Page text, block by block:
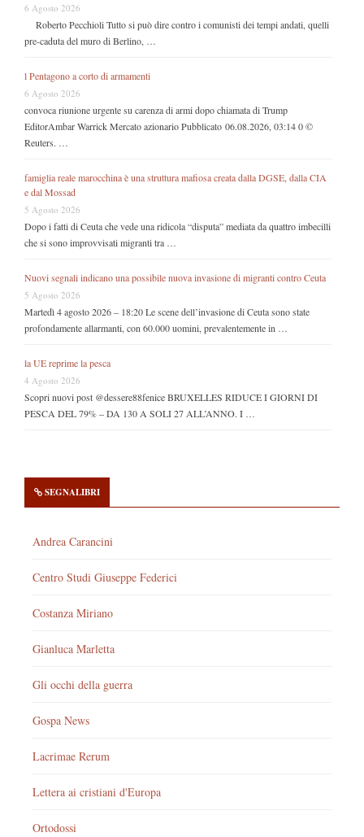
6 Agosto 2026
Roberto Pecchioli Tutto si può dire contro i comunisti dei tempi andati, quelli
pre-caduta del muro di Berlino, …
l Pentagono a corto di armamenti
6 Agosto 2026
convoca riunione urgente su carenza di armi dopo chiamata di Trump
EditorAmbar Warrick Mercato azionario Pubblicato 06.08.2026, 03:14 0 ©
Reuters. …
famiglia reale marocchina è una struttura mafiosa creata dalla DGSE, dalla CIA
e dal Mossad
5 Agosto 2026
Dopo i fatti di Ceuta che vede una ridicola “disputa” mediata da quattro imbecilli
che si sono improvvisati migranti tra …
Nuovi segnali indicano una possibile nuova invasione di migranti contro Ceuta
5 Agosto 2026
Martedì 4 agosto 2026 – 18:20 Le scene dell’invasione di Ceuta sono state
profondamente allarmanti, con 60.000 uomini, prevalentemente in …
la UE reprime la pesca
4 Agosto 2026
Scopri nuovi post @dessere88fenice BRUXELLES RIDUCE I GIORNI DI
PESCA DEL 79% – DA 130 A SOLI 27 ALL’ANNO. I …
SEGNALIBRI
Andrea Carancini
Centro Studi Giuseppe Federici
Costanza Miriano
Gianluca Marletta
Gli occhi della guerra
Gospa News
Lacrimae Rerum
Lettera ai cristiani d'Europa
Ortodossi